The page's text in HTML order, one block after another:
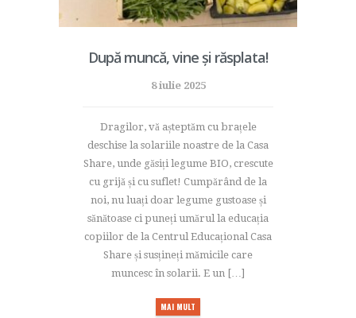
După muncă, vine și răsplata!
8 iulie 2025
Dragilor, vă așteptăm cu brațele
deschise la solariile noastre de la Casa
Share, unde găsiți legume BIO, crescute
cu grijă și cu suflet! Cumpărând de la
noi, nu luați doar legume gustoase și
sănătoase ci puneți umărul la educația
copiilor de la Centrul Educațional Casa
Share și susțineți mămicile care
muncesc în solarii. E un […]
MAI MULT